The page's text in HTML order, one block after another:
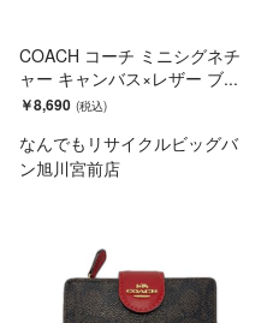
COACH コーチ ミニシグネチ
ャー キャンバス×レザー ブ...
￥8,690
なんでもリサイクルビッグバ
ン旭川宮前店